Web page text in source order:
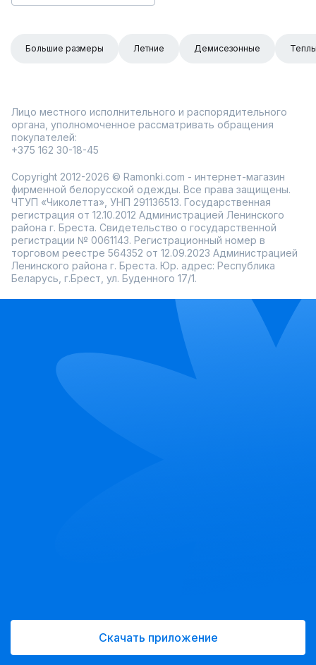
Большие размеры Летние Демисезонные
Лицо местного исполнительного и распорядительного
органа, уполномоченное рассматривать обращения
покупателей:
+375 162 30-18-45
Copyright 2012-2026 © Ramonki.com - интернет-магазин
фирменной белорусской одежды. Все права защищены.
ЧТУП «Чиколетта», УНП 291136513. Государственная
регистрация от 12.10.2012 Администрацией Ленинского
района г. Бреста. Свидетельство о государственной
регистрации № 0061143. Регистрационный номер в
торговом реестре 564352 от 12.09.2023 Администрацией
Ленинского района г. Бреста. Юр. адрес: Республика
Беларусь, г.Брест, ул. Буденного 17/1.
Скачать приложение